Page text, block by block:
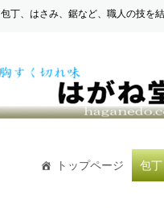
包丁、はさみ、鋸など、職人の技を
トップページ 包丁